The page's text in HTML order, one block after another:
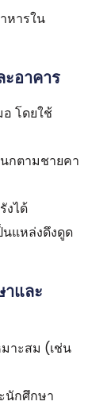
หารใน
อาคาร
โดยใช้
กตามชายคา
งได้
นแหล่งดึงดูด
และ
าะสม (เช่น
นักศึกษา